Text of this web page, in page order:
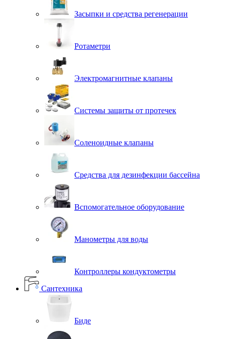
Засыпки и средства регенерации
Ротаметри
Электромагнитные клапаны
Системы защиты от протечек
Соленоидные клапаны
Средства для дезинфекции бассейна
Вспомогательное оборудование
Манометры для воды
Контроллеры кондуктометры
Сантехника
Биде